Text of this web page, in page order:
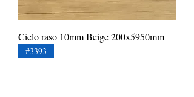
Cielo raso 10mm Beige 200x5950mm
#3393